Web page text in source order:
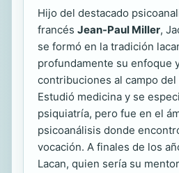
Hijo del destacado
francés Jean-Paul Miller,
se formó en la tradición
profundamente su enfoque
contribuciones al campo del
Estudió medicina y se
psiquiatría, pero fue en el
psicoanálisis donde
vocación. A finales de los
Lacan, quien sería su